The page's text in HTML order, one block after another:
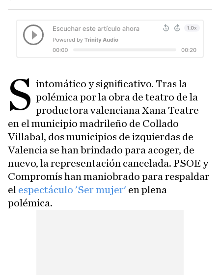
S intomático y significativo. Tras la
polémica por la obra de teatro de la
productora valenciana Xana Teatre
en el municipio madrileño de Collado
Villabal, dos municipios de izquierdas de
Valencia se han brindado para acoger, de
nuevo, la representación cancelada. PSOE y
Compromís han maniobrado para respaldar
el espectáculo 'Ser mujer' en plena
polémica.